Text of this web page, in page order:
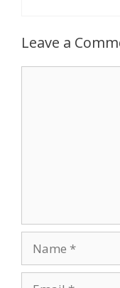
Leave a